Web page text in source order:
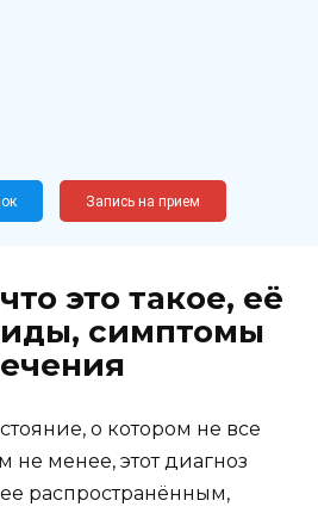
Новослободская, 62, к12
Запись на прием
это такое, её
симптомы
о котором не все
не менее, этот диагноз
распространённым,